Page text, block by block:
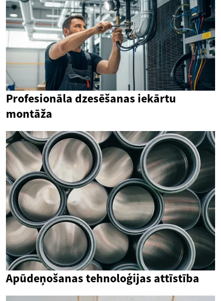
Profesionāla dzesēšanas iekārtu
montāža
Apūdeņošanas tehnoloģijas attīstība